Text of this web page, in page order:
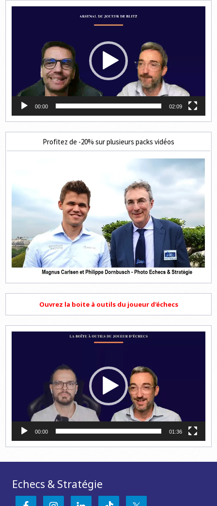
00:00 02:09
Profitez de -20% sur plusieurs packs vidéos
Ouvrez la boite à outils du joueur d'échecs
00:00 01:36
Echecs & Stratégie